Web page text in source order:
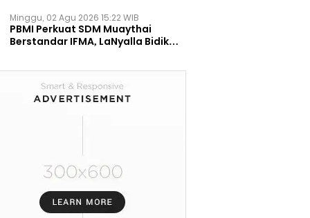
Permanen
Minggu, 02 Agu 2026 15:22 WIB
PBMI Perkuat SDM Muaythai
Berstandar IFMA, LaNyalla Bidik